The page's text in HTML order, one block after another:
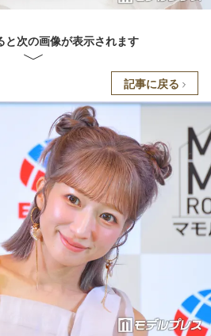
と次の画像が表示されます
記事に戻る